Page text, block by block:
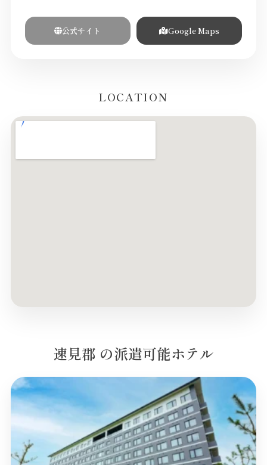
公式サイト Google Maps
LOCATION
速見郡 の派遣可能ホテル